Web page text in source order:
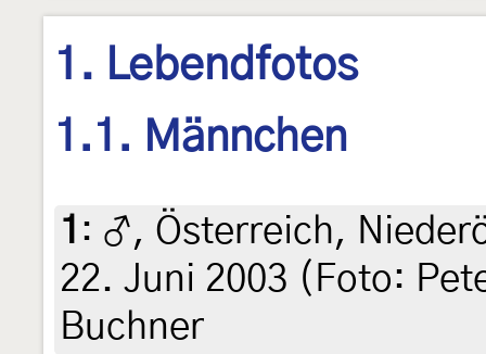
1. Lebendfotos
1.1. Männchen
1 : ♂, Österreich,
22. Juni 2003 (Foto:
Buchner